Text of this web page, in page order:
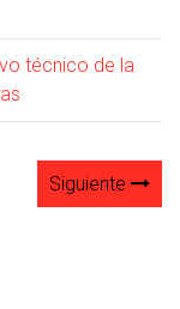
técnico de la
Siguiente